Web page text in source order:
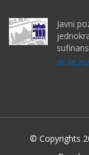
Javni
© Copyrights